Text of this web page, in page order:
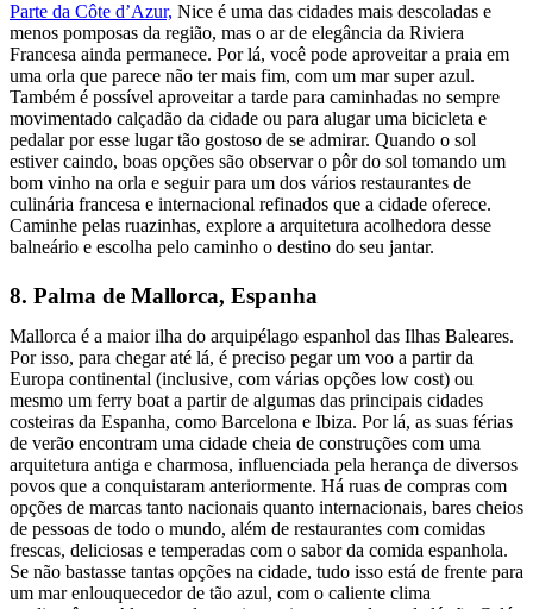
Parte da Côte d’Azur, Nice é uma das cidades mais descoladas e
menos pomposas da região, mas o ar de elegância da Riviera
Francesa ainda permanece. Por lá, você pode aproveitar a praia em
uma orla que parece não ter mais fim, com um mar super azul.
Também é possível aproveitar a tarde para caminhadas no sempre
movimentado calçadão da cidade ou para alugar uma bicicleta e
pedalar por esse lugar tão gostoso de se admirar. Quando o sol
estiver caindo, boas opções são observar o pôr do sol tomando um
bom vinho na orla e seguir para um dos vários restaurantes de
culinária francesa e internacional refinados que a cidade oferece.
Caminhe pelas ruazinhas, explore a arquitetura acolhedora desse
balneário e escolha pelo caminho o destino do seu jantar.
8. Palma de Mallorca, Espanha
Mallorca é a maior ilha do arquipélago espanhol das Ilhas Baleares.
Por isso, para chegar até lá, é preciso pegar um voo a partir da
Europa continental (inclusive, com várias opções low cost) ou
mesmo um ferry boat a partir de algumas das principais cidades
costeiras da Espanha, como Barcelona e Ibiza. Por lá, as suas férias
de verão encontram uma cidade cheia de construções com uma
arquitetura antiga e charmosa, influenciada pela herança de diversos
povos que a conquistaram anteriormente. Há ruas de compras com
opções de marcas tanto nacionais quanto internacionais, bares cheios
de pessoas de todo o mundo, além de restaurantes com comidas
frescas, deliciosas e temperadas com o sabor da comida espanhola.
Se não bastasse tantas opções na cidade, tudo isso está de frente para
um mar enlouquecedor de tão azul, com o caliente clima